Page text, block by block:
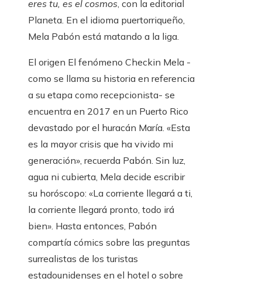
eres tu, es el cosmos, con la editorial
Planeta. En el idioma puertorriqueño,
Mela Pabón está matando a la liga.
El origen El fenómeno Checkin Mela -
como se llama su historia en referencia
a su etapa como recepcionista- se
encuentra en 2017 en un Puerto Rico
devastado por el huracán María. «Esta
es la mayor crisis que ha vivido mi
generación», recuerda Pabón. Sin luz,
agua ni cubierta, Mela decide escribir
su horóscopo: «La corriente llegará a ti,
la corriente llegará pronto, todo irá
bien». Hasta entonces, Pabón
compartía cómics sobre las preguntas
surrealistas de los turistas
estadounidenses en el hotel o sobre